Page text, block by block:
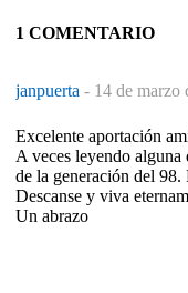
1 COMENTARIO
janpuerta - 14 de marzo
Excelente aportación
A veces leyendo alguna
de la generación del 98.
Descanse y viva
Un abrazo